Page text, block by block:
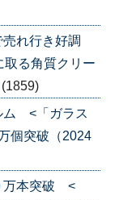
売れ行き好調
る角質クリー
(1859)
ム <「ガラス
個突破（2024
万本突破 <